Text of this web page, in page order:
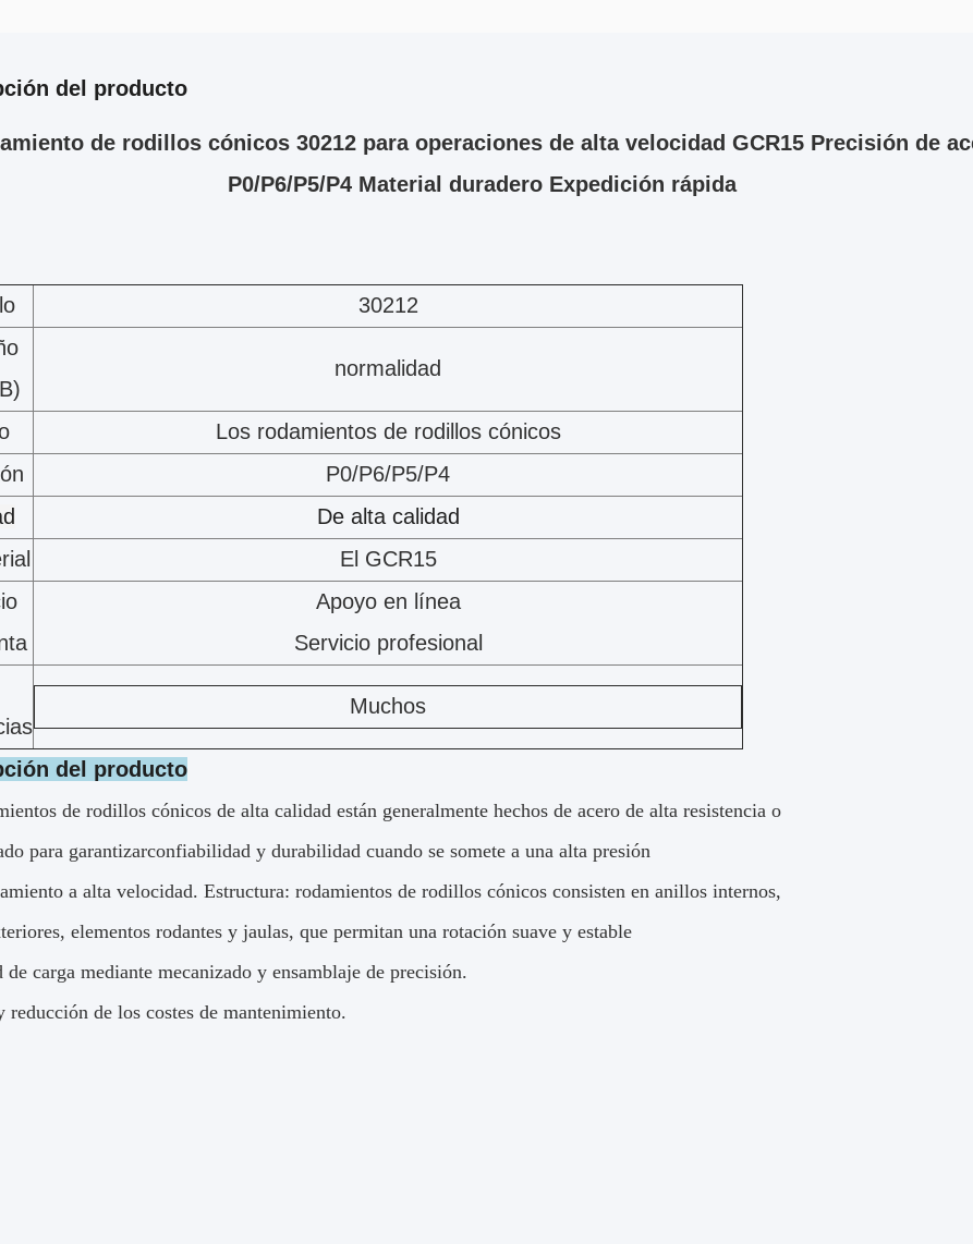
del producto
de rodillos cónicos 30212 para operaciones de alta velocidad GCR15 Precisión de
P0/P6/P5/P4 Material duradero Expedición rápida
30212
normalidad
Los rodamientos de rodillos cónicos
P0/P6/P5/P4
De alta calidad
El GCR15
Apoyo en línea
Servicio profesional
Muchos
del producto
de rodillos cónicos de alta calidad están generalmente hechos de acero de alta resistencia o
para garantizarconfiabilidad y durabilidad cuando se somete a una alta presión
a alta velocidad. Estructura: rodamientos de rodillos cónicos consisten en anillos internos,
elementos rodantes y jaulas, que permitan una rotación suave y estable
de carga mediante mecanizado y ensamblaje de precisión.
de los costes de mantenimiento.